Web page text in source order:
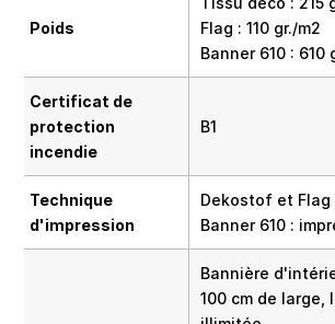
Poids
Flag : 110 gr./m2
Banner 610 : 610
Certificat de
protection
incendie
B1
Technique
d'impression
Dekostof et Flag
Banner 610 :
Bannière
100 cm de large,